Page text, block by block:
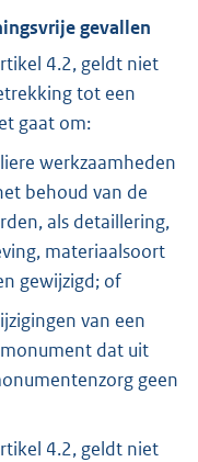
gevallen
4.2, geldt niet
tot een
gaat om:
werkzaamheden
behoud van de
als detaillering,
materiaalsoort
gewijzigd; of
van een
dat uit
geen
4.2, geldt niet